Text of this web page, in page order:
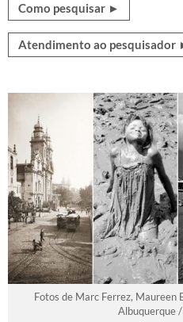
Como pesquisar ►
Atendimento ao pesquisador
Fotos de Marc Ferrez, Maureen
Albuquerque